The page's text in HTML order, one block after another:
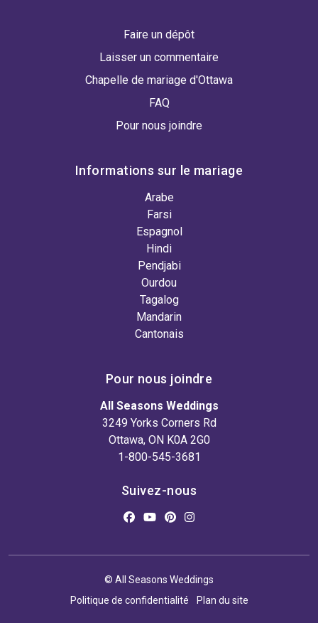
Faire un dépôt
Laisser un commentaire
Chapelle de mariage d'Ottawa
FAQ
Pour nous joindre
Informations sur le mariage
Arabe
Farsi
Espagnol
Hindi
Pendjabi
Ourdou
Tagalog
Mandarin
Cantonais
Pour nous joindre
All Seasons Weddings
3249 Yorks Corners Rd
Ottawa, ON K0A 2G0
1-800-545-3681
Suivez-nous
© All Seasons Weddings
Politique de confidentialité
Plan du site